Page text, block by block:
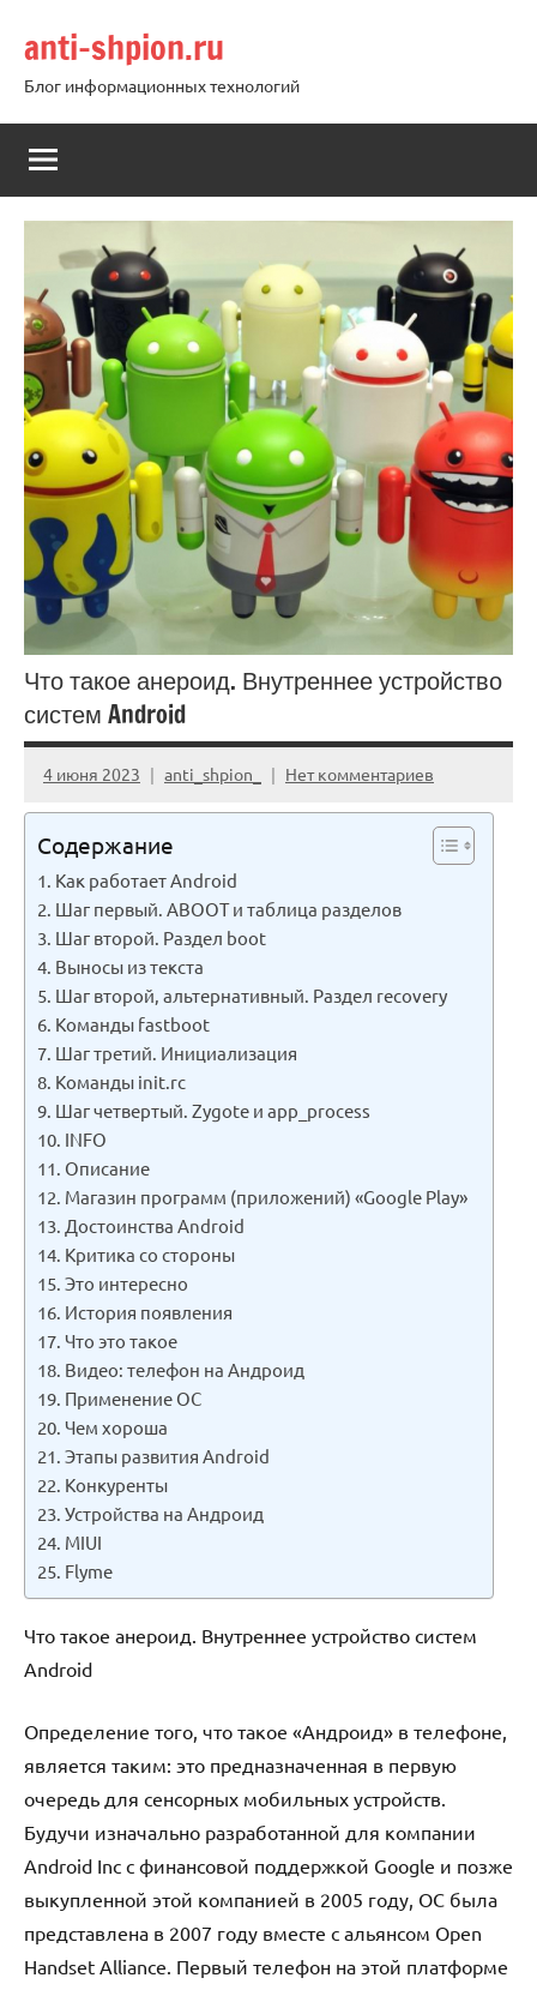
содержимому
anti-shpion.ru
Блог информационных технологий
Что такое анероид. Внутреннее устройство
систем Android
4 июня 2023 anti_shpion_ Нет комментариев
Содержание
Как работает Android
Шаг первый. ABOOT и таблица разделов
Шаг второй. Раздел boot
Выносы из текста
Шаг второй, альтернативный. Раздел recovery
Команды fastboot
Шаг третий. Инициализация
Команды init.rc
Шаг четвертый. Zygote и app_process
INFO
Описание
Магазин программ (приложений) «Gооgle Plаy»
Достоинства Аndrоid
Критика со стороны
Это интересно
История появления
Что это такое
Видео: телефон на Андроид
Применение ОС
Чем хороша
Этапы развития Android
Конкуренты
Устройства на Андроид
MIUI
Flyme
Что такое анероид. Внутреннее устройство систем
Android
Определение того, что такое «Андроид» в телефоне,
является таким: это предназначенная в первую
очередь для сенсорных мобильных устройств.
Будучи изначально разработанной для компании
Android Inc с финансовой поддержкой Google и позже
выкупленной этой компанией в 2005 году, ОС была
представлена в 2007 году вместе с альянсом Open
Handset Alliance. Первый телефон на этой платформе